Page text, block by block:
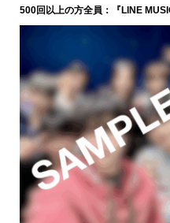
500回以上の方全員：『LINE